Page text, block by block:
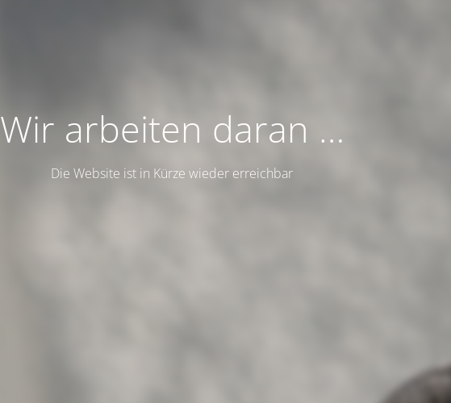
Wir arbeiten daran …
Die Website ist in Kürze wieder erreichbar